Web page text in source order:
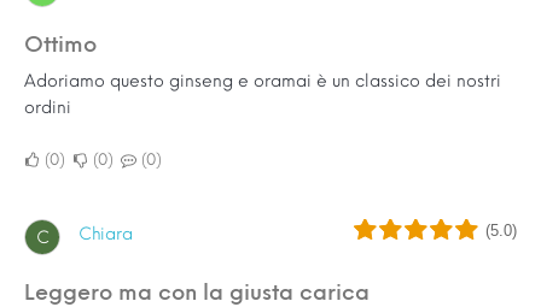
Ottimo
Adoriamo questo ginseng e oramai è un classico dei nostri
ordini
0 0 0
C Chiara (5.0)
Leggero ma con la giusta carica